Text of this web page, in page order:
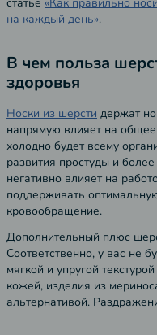
на каждый день».
В чем польза
здоровья
Носки из шерсти держат
напрямую влияет на общее
холодно будет всему
развития простуды и
негативно влияет на
поддерживать
кровообращение.
Дополнительный плюс
Соответственно, у вас не
мягкой и упругой
кожей, изделия из
альтернативой.